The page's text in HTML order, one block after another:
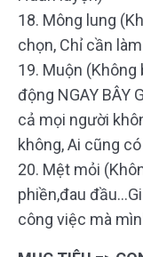
18. Mông lung
chọn, Chỉ cần
19. Muộn (Không
động NGAY BÂY
cả mọi người
không, Ai cũng
20. Mệt mỏi
phiền,đau
công việc mà